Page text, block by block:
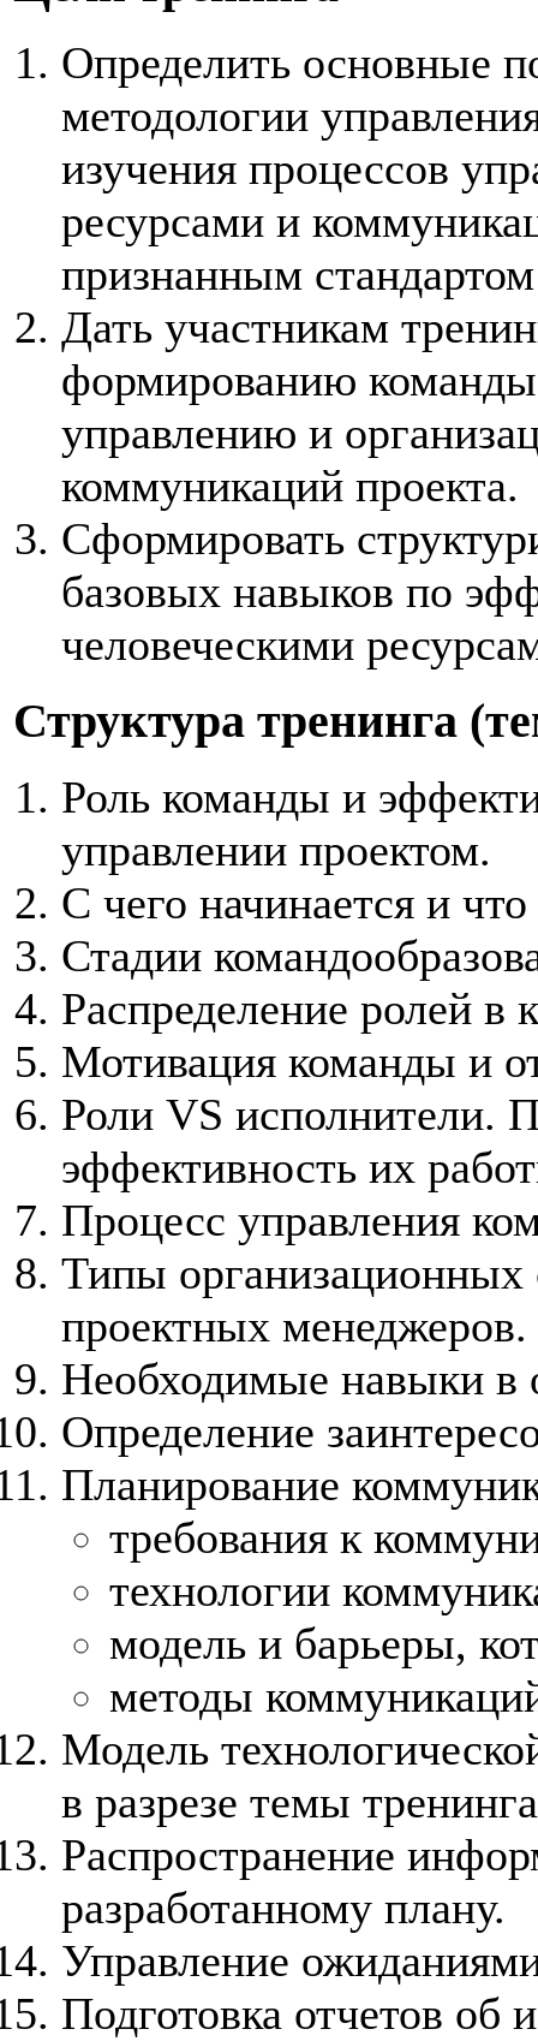
Определить основные
методологии
изучения процессов
ресурсами и
признанным
Дать участникам
формированию
управлению и
коммуникаций проекта.
Сформировать
базовых навыков по
человеческими
Структура тренинга
Роль команды и
управлении проектом.
С чего начинается и
Стадии
Распределение ролей в
Мотивация команды и
Роли VS исполнители.
эффективность их
Процесс управления
Типы организационных
проектных менеджеров.
Необходимые навыки в
Определение
Планирование
требования к
технологии
модель и барьеры,
методы
Модель
в разрезе темы
Распространение
разработанному плану.
Управление
Подготовка отчетов об